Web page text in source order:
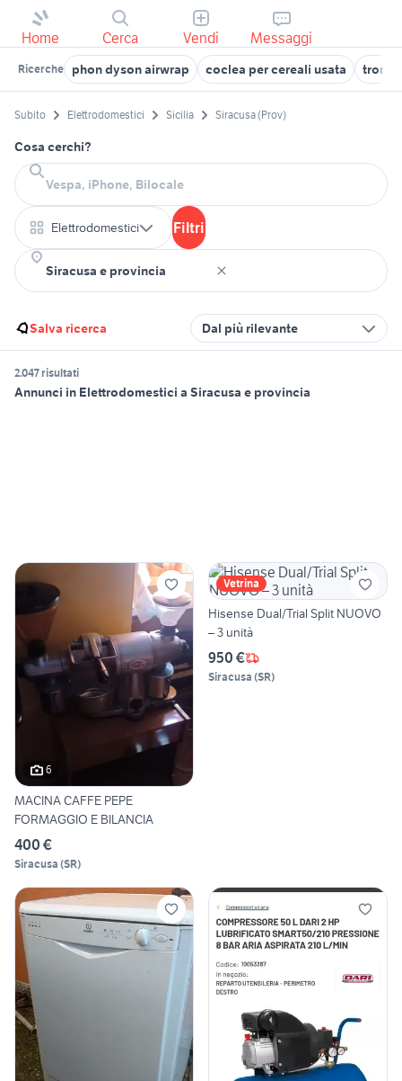
Home Cerca Vendi Messaggi
Ricerche phon dyson airwrap coclea per cereali usata
Subito Elettrodomestici Sicilia Siracusa (Prov)
Cosa cerchi?
Elettrodomestici Filtri
Salva ricerca Dal più rilevante
2.047 risultati
Annunci in Elettrodomestici a Siracusa e provincia
6
MACINA CAFFE PEPE
FORMAGGIO E BILANCIA
400 €
Siracusa (SR)
Vetrina
Hisense Dual/Trial Split NUOVO
– 3 unità
950 €
Siracusa (SR)